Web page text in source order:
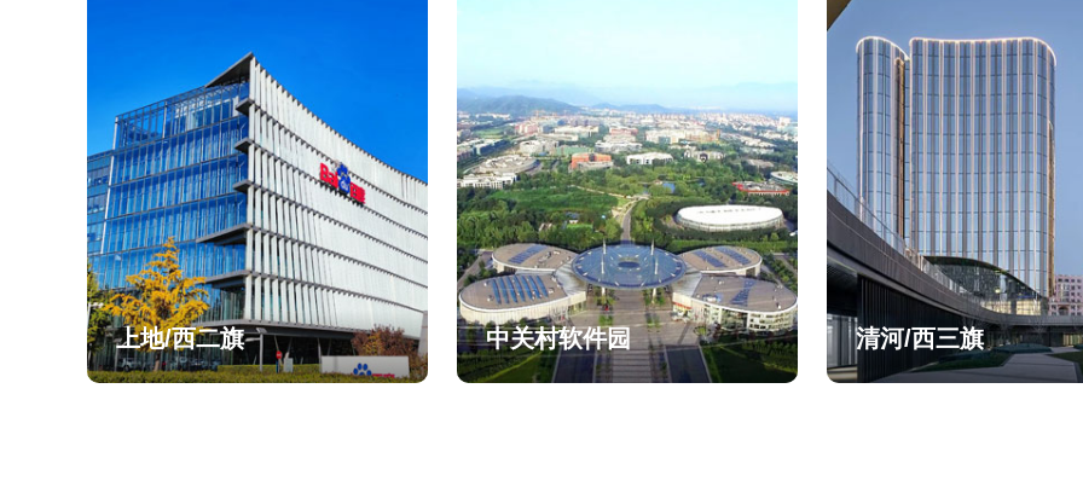
上地/西二旗 中关村软件园 清河/西三旗